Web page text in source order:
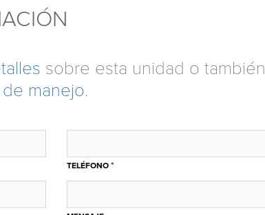
sobre esta unidad o también
manejo.
TELÉFONO *